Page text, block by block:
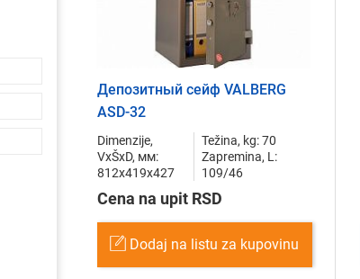
Депозитный сейф VALBERG
ASD-32
Dimenzije,
VxŠxD, мм:
812x419x427
Težina, kg: 70
Zapremina, L:
109/46
Cena na upit RSD
Dodaj na listu za kupovinu